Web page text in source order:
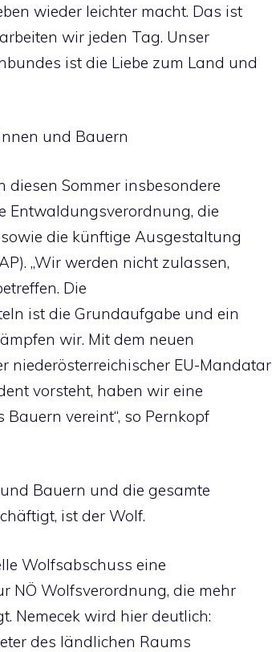
wieder leichter macht. Das ist
wir jeden Tag. Unser
ist die Liebe zum Land und
und Bauern
Sommer insbesondere
Entwaldungsverordnung, die
die künftige Ausgestaltung
„Wir werden nicht zulassen,
Die
ist die Grundaufgabe und ein
wir. Mit dem neuen
niederösterreichischer EU-Mandatar
vorsteht, haben wir eine
vereint“, so Pernkopf
Bauern und die gesamte
ist der Wolf.
Wolfsabschuss eine
NÖ Wolfsverordnung, die mehr
Nemecek wird hier deutlich:
des ländlichen Raums